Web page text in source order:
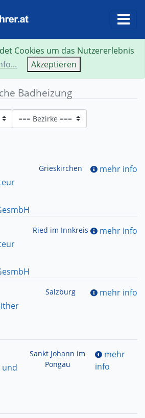
Badheizung
Grieskirchen mehr info
Ried im Innkreis mehr info
Salzburg mehr info
und
Sankt Johann im
Pongau
mehr
info
Cookies um das Nutzererlebnis
Akzeptieren